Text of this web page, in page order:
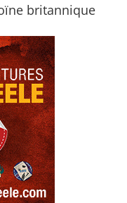
britannique